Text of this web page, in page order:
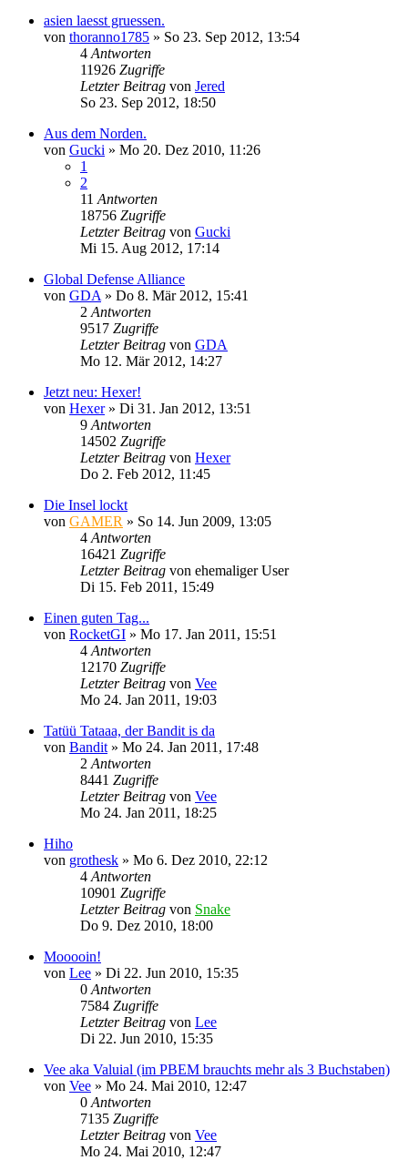
asien laesst gruessen.
von thoranno1785 » So 23. Sep 2012, 13:54
4 Antworten
11926 Zugriffe
Letzter Beitrag von Jered
So 23. Sep 2012, 18:50
Aus dem Norden.
von Gucki » Mo 20. Dez 2010, 11:26
1
2
11 Antworten
18756 Zugriffe
Letzter Beitrag von Gucki
Mi 15. Aug 2012, 17:14
Global Defense Alliance
von GDA » Do 8. Mär 2012, 15:41
2 Antworten
9517 Zugriffe
Letzter Beitrag von GDA
Mo 12. Mär 2012, 14:27
Jetzt neu: Hexer!
von Hexer» Di 31. Jan 2012, 13:51
9 Antworten
14502 Zugriffe
Letzter Beitrag von Hexer
Do 2. Feb 2012, 11:45
Die Insel lockt
von GAMER » So 14. Jun 2009, 13:05
4 Antworten
16421 Zugriffe
Letzter Beitrag von ehemaliger User
Di 15. Feb 2011, 15:49
Einen guten Tag...
von RocketGI » Mo 17. Jan 2011, 15:51
4 Antworten
12170 Zugriffe
Letzter Beitrag von Vee
Mo 24. Jan 2011, 19:03
Tatüü Tataaa, der Bandit is da
von Bandit » Mo 24. Jan 2011, 17:48
2 Antworten
8441 Zugriffe
Letzter Beitrag von Vee
Mo 24. Jan 2011, 18:25
Hiho
von grothesk » Mo 6. Dez 2010, 22:12
4 Antworten
10901 Zugriffe
Letzter Beitrag von Snake
Do 9. Dez 2010, 18:00
Mooooin!
von Lee » Di 22. Jun 2010, 15:35
0 Antworten
7584 Zugriffe
Letzter Beitrag von Lee
Di 22. Jun 2010, 15:35
Vee aka Valuial (im PBEM brauchts mehr als 3 Buchstaben)
von Vee » Mo 24. Mai 2010, 12:47
0 Antworten
7135 Zugriffe
Letzter Beitrag von Vee
Mo 24. Mai 2010, 12:47